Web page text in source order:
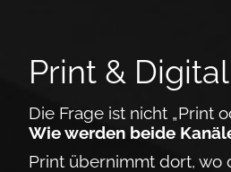
Print &
Die Frage ist nicht „Print
Wie werden beide
Print übernimmt dort, wo